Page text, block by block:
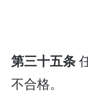
第三十五条
不合格。